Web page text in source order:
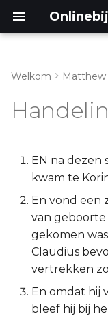
Leviticus
Numeri
Deuteronomium
Richteren
Handelingen
Handelingen 18:7-
Handelingen
Handelingen
Handelingen
Welkom
EN na dezen
kwam te
En vond een
van geboorte
gekomen
Claudius
vertrekken
En omdat hij
bleef hij bij